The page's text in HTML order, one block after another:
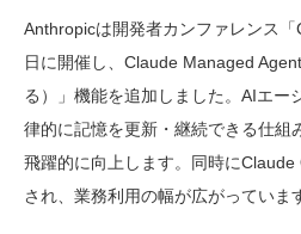
Anthropicは開発者カンファレンス
日に開催し、Claude Managed
る）」機能を追加しました。AIエー
律的に記憶を更新・継続できる仕組
飛躍的に向上します。同時に
され、業務利用の幅が広がっていま